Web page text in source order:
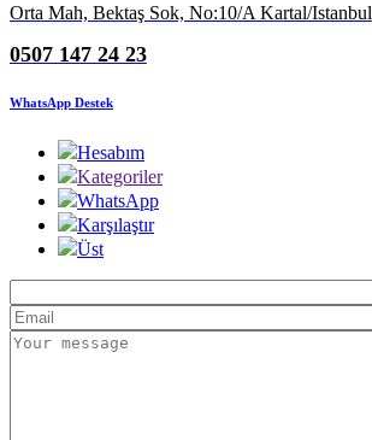
Orta Mah, Bektaş Sok, No:10/A Kartal/Istanbul
0507 147 24 23
WhatsApp Destek
Hesabım
Kategoriler
WhatsApp
Karşılaştır
Üst